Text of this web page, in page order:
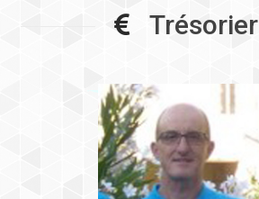
Trésorier